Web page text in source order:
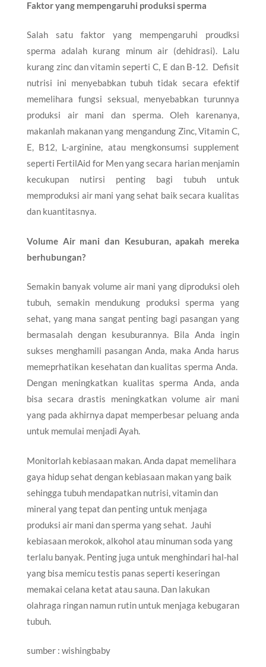
Faktor yang mempengaruhi produksi sperma
Salah satu faktor yang mempengaruhi proudksi
sperma adalah kurang minum air (dehidrasi). Lalu
kurang zinc dan vitamin seperti C, E dan B-12. Defisit
nutrisi ini menyebabkan tubuh tidak secara efektif
memelihara fungsi seksual, menyebabkan turunnya
produksi air mani dan sperma. Oleh karenanya,
makanlah makanan yang mengandung Zinc, Vitamin C,
E, B12, L-arginine, atau mengkonsumsi supplement
seperti FertilAid for Men yang secara harian menjamin
kecukupan nutirsi penting bagi tubuh untuk
memproduksi air mani yang sehat baik secara kualitas
dan kuantitasnya.
Volume Air mani dan Kesuburan, apakah mereka
berhubungan?
Semakin banyak volume air mani yang diproduksi oleh
tubuh, semakin mendukung produksi sperma yang
sehat, yang mana sangat penting bagi pasangan yang
bermasalah dengan kesuburannya. Bila Anda ingin
sukses menghamili pasangan Anda, maka Anda harus
memeprhatikan kesehatan dan kualitas sperma Anda.
Dengan meningkatkan kualitas sperma Anda, anda
bisa secara drastis meningkatkan volume air mani
yang pada akhirnya dapat memperbesar peluang anda
untuk memulai menjadi Ayah.
Monitorlah kebiasaan makan. Anda dapat memelihara
gaya hidup sehat dengan kebiasaan makan yang baik
sehingga tubuh mendapatkan nutrisi, vitamin dan
mineral yang tepat dan penting untuk menjaga
produksi air mani dan sperma yang sehat. Jauhi
kebiasaan merokok, alkohol atau minuman soda yang
terlalu banyak. Penting juga untuk menghindari hal-hal
yang bisa memicu testis panas seperti keseringan
memakai celana ketat atau sauna. Dan lakukan
olahraga ringan namun rutin untuk menjaga kebugaran
tubuh.
sumber : wishingbaby